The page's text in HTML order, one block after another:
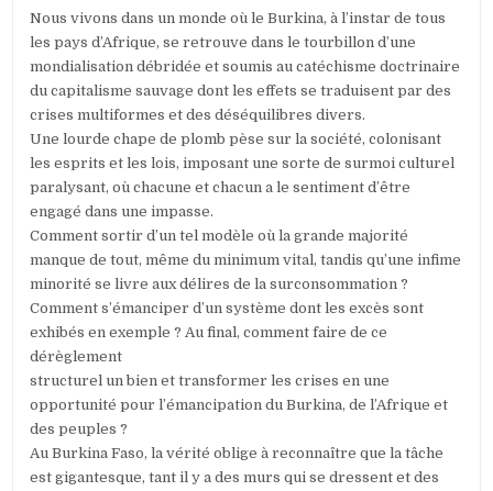
Nous vivons dans un monde où le Burkina, à l’instar de tous
les pays d’Afrique, se retrouve dans le tourbillon d’une
mondialisation débridée et soumis au catéchisme doctrinaire
du capitalisme sauvage dont les effets se traduisent par des
crises multiformes et des déséquilibres divers.
Une lourde chape de plomb pèse sur la société, colonisant
les esprits et les lois, imposant une sorte de surmoi culturel
paralysant, où chacune et chacun a le sentiment d’être
engagé dans une impasse.
Comment sortir d’un tel modèle où la grande majorité
manque de tout, même du minimum vital, tandis qu’une infime
minorité se livre aux délires de la surconsommation ?
Comment s’émanciper d’un système dont les excès sont
exhibés en exemple ? Au final, comment faire de ce
dérèglement
structurel un bien et transformer les crises en une
opportunité pour l’émancipation du Burkina, de l’Afrique et
des peuples ?
Au Burkina Faso, la vérité oblige à reconnaître que la tâche
est gigantesque, tant il y a des murs qui se dressent et des